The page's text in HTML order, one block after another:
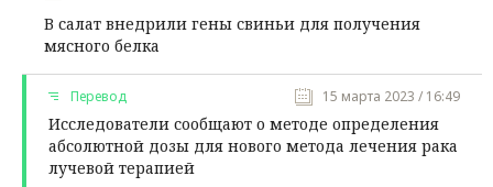
В салат внедрили гены свиньи для получения
мясного белка
Перевод 15 марта 2023 / 16:49
Исследователи сообщают о методе определения
абсолютной дозы для нового метода лечения рака
лучевой терапией